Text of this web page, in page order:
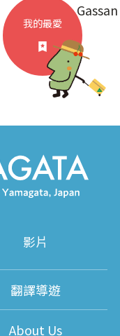
我的最愛
影片
翻譯導遊
About Us